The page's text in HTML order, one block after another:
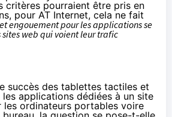
critères pourraient être pris en
pour AT Internet, cela ne fait
engouement pour les applications se
web qui voient leur trafic
succès des tablettes tactiles et
applications dédiées à un site
les ordinateurs portables voire